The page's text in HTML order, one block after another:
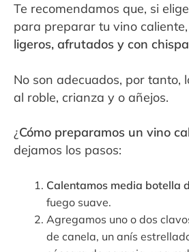
Te recomendamos que, si
para preparar tu vino
ligeros, afrutados y con
No son adecuados, por tanto,
al roble, crianza y o añejos.
¿Cómo preparamos un vino
dejamos los pasos:
Calentamos media botella
fuego suave.
Agregamos uno o dos
de canela, un anís